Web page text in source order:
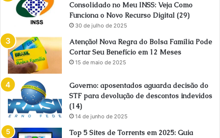
Consolidado no Meu INSS: Veja Como
Funciona o Novo Recurso Digital (29)
30 de julho de 2025
Atenção! Nova Regra do Bolsa Família Pode
Cortar Seu Benefício em 12 Meses
15 de maio de 2025
Governo: aposentados aguarda decisão do
STF para devolução de descontos indevidos
(14)
14 de junho de 2025
Top 5 Sites de Torrents em 2025: Guia